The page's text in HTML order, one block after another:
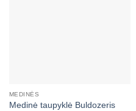
MEDINĖS
Medinė taupyklė Buldozeris